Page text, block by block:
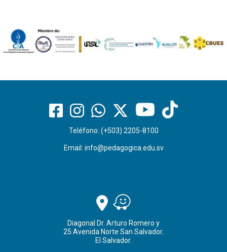
Teléfono: (+503) 2205-8100
Email: info@pedagogica.edu.sv
Diagonal Dr. Arturo Romero y
25 Avenida Norte San Salvador.
El Salvador.